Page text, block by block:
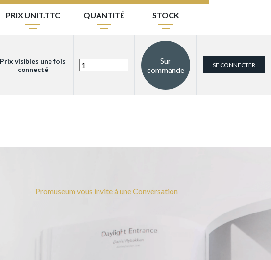
PRIX UNIT.TTC QUANTITÉ STOCK
Prix visibles une fois
connecté
Sur
commande
SE CONNECTER
Promuseum vous invite à une Conversation